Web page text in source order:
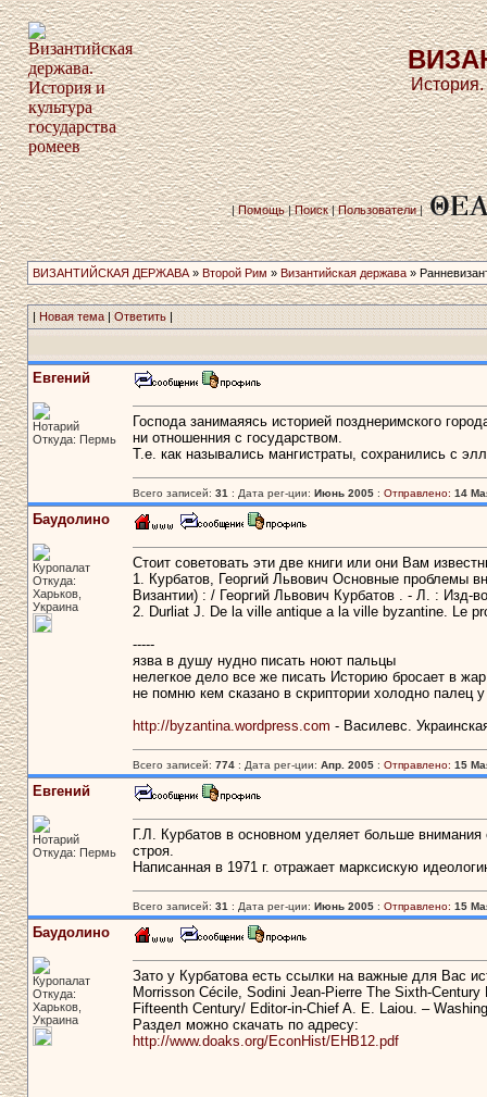
|Помощь|Поиск|Пользователи|
ВИЗАНТИЙСКАЯ ДЕРЖАВА» Второй Рим » Византийская держава»
| Новая тема|Ответить|
Евгений
Нотарий
Откуда: Пермь
Господа занимаяясь историей позднеримского
ни отношенния с государством.
Т.е. как назывались мангистраты, сохранились с
Всего записей: 31 : Дата рег-ции: Июнь 2005: Отправлено: 14
Баудолино
Куропалат
Откуда:
Харьков,
Украина
Стоит советовать эти две книги или они Вам
1. Курбатов, Георгий Львович Основные проблемы
Византии) : / Георгий Львович Курбатов . - Л. : Изд-
2. Durliat J. De la ville antique a la ville byzantine. Le
-----
язва в душу нудно писать ноют пальцы
нелегкое дело все же писать Историю бросает в
не помню кем сказано в скриптории холодно палец
http://byzantina.wordpress.com - Василевс.
Всего записей: 774: Дата рег-ции: Апр. 2005: Отправлено: 15
Евгений
Нотарий
Откуда: Пермь
Г.Л. Курбатов в основном уделяет больше
строя.
Написанная в 1971 г. отражает марксискую
Всего записей: 31 : Дата рег-ции: Июнь 2005: Отправлено: 15
Баудолино
Куропалат
Откуда:
Харьков,
Украина
Зато у Курбатова есть ссылки на важные для Вас
Morrisson Cécile, Sodini Jean-Pierre The Sixth-
Fifteenth Century/ Editor-in-Chief A. E. Laiou. –
Раздел можно скачать по адресу:
http://www.doaks.org/EconHist/EHB12.pdf